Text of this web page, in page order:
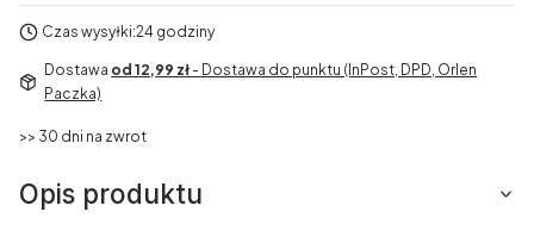
Czas wysyłki:24 godziny
Dostawa od 12,99 zł - Dostawa do punktu (InPost, DPD, Orlen
Paczka)
>> 30 dni na zwrot
Opis produktu